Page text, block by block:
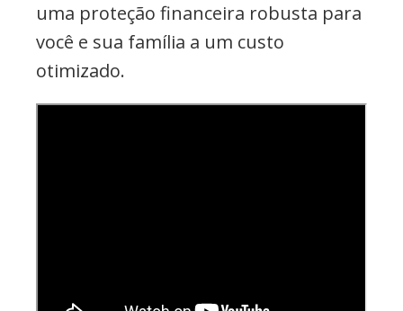
uma proteção financeira robusta para
você e sua família a um custo
otimizado.